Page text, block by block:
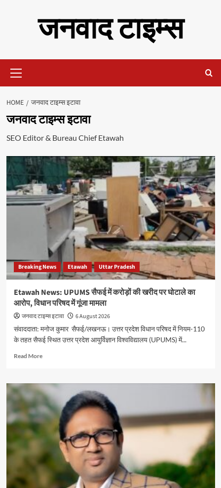
जनवाद टाइम्स
Menu
HOME जनवाद टाइम्स इटावा
जनवाद टाइम्स इटावा
SEO Editor & Bureau Chief Etawah
Breaking News Etawah Uttar Pradesh
Etawah News: UPUMS सैफई में करोड़ों की खरीद पर घोटाले का
आरोप, विधान परिषद में गूंजा मामला
जनवाद टाइम्स इटावा
6 August 2026
संवाददाता: मनोज कुमार सैफई/लखनऊ। उत्तर प्रदेश विधान परिषद में नियम-110
के तहत सैफई स्थित उत्तर प्रदेश आयुर्विज्ञान विश्वविद्यालय (UPUMS) में...
Read MoreRead
Etawah
News:
UPUMS
सैफई
की
पर
घोटाले
आरोप,